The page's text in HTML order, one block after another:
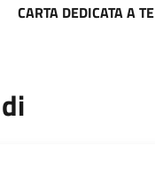
CARTA DEDICATA A TE